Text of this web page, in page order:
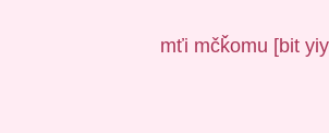
mťi mčǩomu [bit